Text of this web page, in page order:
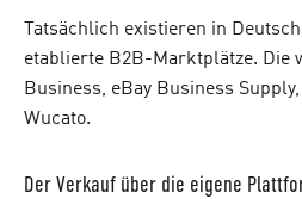
Tatsächlich existieren in
etablierte B2B-Marktplätze. Die
Business, eBay Business
Wucato.
Der Verkauf über die eigene